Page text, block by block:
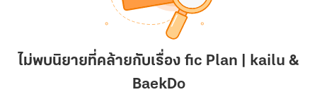
ไม่พบนิยายที่คล้ายกับเรื่อง fic Plan | kailu &
BaekDo